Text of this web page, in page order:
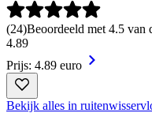
(24)Beoordeeld met 4.5 van
4.89
Prijs: 4.89 euro
Bekijk alles in